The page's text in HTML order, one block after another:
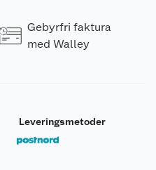
Gebyrfri faktura
med Walley
Leveringsmetoder